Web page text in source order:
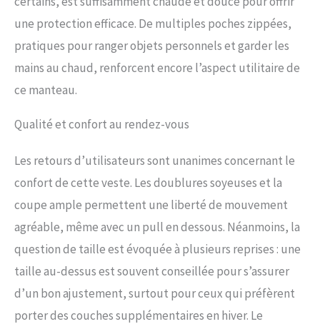
une protection efficace. De multiples poches zippées,
pratiques pour ranger objets personnels et garder les
mains au chaud, renforcent encore l’aspect utilitaire de
ce manteau.
Qualité et confort au rendez-vous
Les retours d’utilisateurs sont unanimes concernant le
confort de cette veste. Les doublures soyeuses et la
coupe ample permettent une liberté de mouvement
agréable, même avec un pull en dessous. Néanmoins, la
question de taille est évoquée à plusieurs reprises : une
taille au-dessus est souvent conseillée pour s’assurer
d’un bon ajustement, surtout pour ceux qui préfèrent
porter des couches supplémentaires en hiver. Le